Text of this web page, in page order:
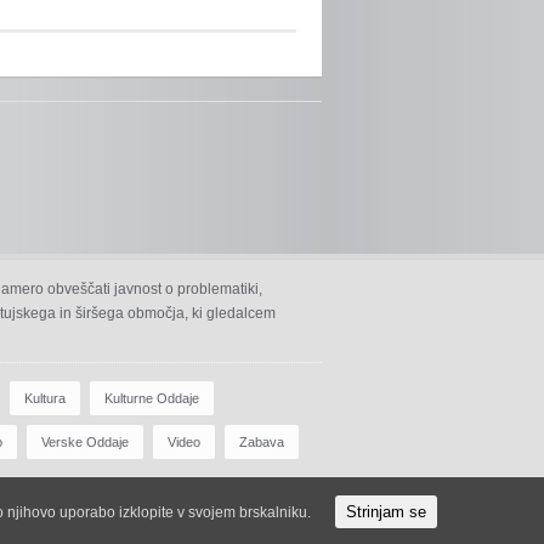
obveščati javnost o problematiki,
in širšega območja, ki gledalcem
Kultura Kulturne Oddaje
Verske Oddaje Video Zabava
uporabo izklopite v svojem brskalniku. Strinjam se